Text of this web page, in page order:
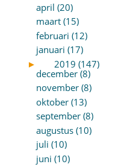
april (20)
maart (15)
februari (12)
januari (17)
►
2019 (147)
december (8)
november (8)
oktober (13)
september (8)
augustus (10)
juli (10)
juni (10)